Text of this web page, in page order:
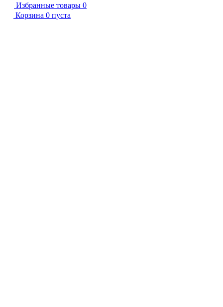
Избранные товары 0
Корзина 0 пуста